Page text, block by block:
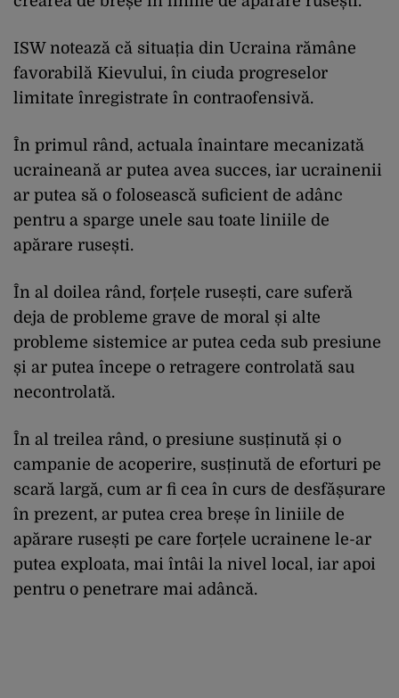
ISW notează că situația din Ucraina rămâne
favorabilă Kievului, în ciuda progreselor
limitate înregistrate în contraofensivă.
În primul rând, actuala înaintare mecanizată
ucraineană ar putea avea succes, iar ucrainenii
ar putea să o folosească suficient de adânc
pentru a sparge unele sau toate liniile de
apărare rusești.
În al doilea rând, forțele rusești, care suferă
deja de probleme grave de moral și alte
probleme sistemice ar putea ceda sub presiune
și ar putea începe o retragere controlată sau
necontrolată.
În al treilea rând, o presiune susținută și o
campanie de acoperire, susținută de eforturi pe
scară largă, cum ar fi cea în curs de desfășurare
în prezent, ar putea crea breșe în liniile de
apărare rusești pe care forțele ucrainene le-ar
putea exploata, mai întâi la nivel local, iar apoi
pentru o penetrare mai adâncă.